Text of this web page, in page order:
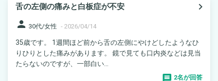
舌の左側の痛みと白板症が不安
navigate_next
person 30代/女性 - 2026/04/14
35歳です。 1週間ほど前から舌の左側にやけどしたようなひ
りひりとした痛みがあります。 鏡で見ても口内炎などは見当
たらないのですが、一部白い...
2名が回答